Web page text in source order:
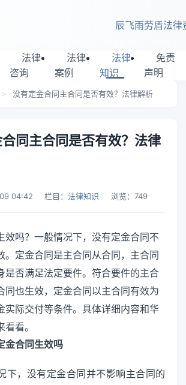
辰飞雨劳盾法律
法律
咨询
法律
案例
法律
知识
免责
声明
> 没有定金合同主合同是否有效？法律解析
同主合同是否有效？法律
04:42 栏目： 法律知识 浏览： 749
效吗？一般情况下，没有定金合同不
。定金合同是主合同从合同，主合同
是否满足法定要件。符合要件的主合
同也生效，定金合同以主合同有效为
实际交付等条件。具体详细内容和华
看。
金合同生效吗
下，没有定金合同并不影响主合同的